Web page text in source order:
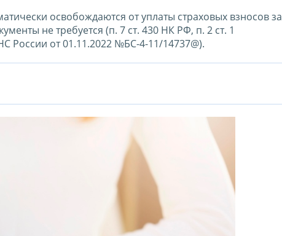
освобождаются от уплаты страховых взносов за
не требуется (п. 7 ст. 430 НК РФ, п. 2 ст. 1
России от 01.11.2022 №БС-4-11/14737@).